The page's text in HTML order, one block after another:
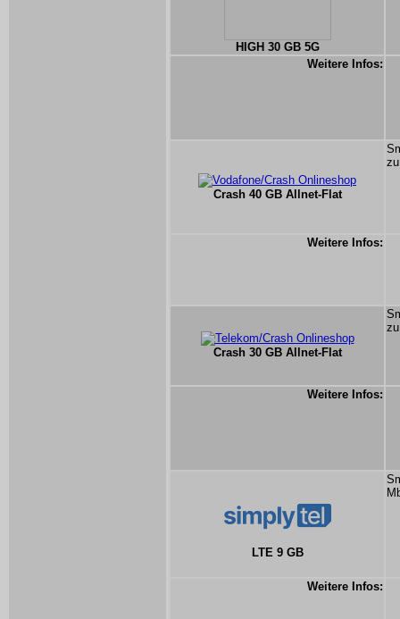
HIGH 30 GB 5G
Weitere Infos:
Crash 40 GB Allnet-Flat
Weitere Infos:
Crash 30 GB Allnet-Flat
Weitere Infos:
LTE 9 GB
Weitere Infos: